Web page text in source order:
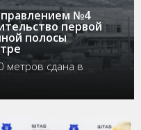
№4
первой
полосы
метров сдана в